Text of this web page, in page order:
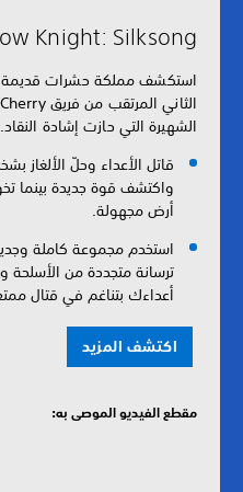
Knight: Silksong
استكشف مملكة حشرات قديمة
الثاني المرتقب من فريق Team Cherry للعبة
الشهيرة التي حازت إشادة النقاد.
واكتشف قوة جديدة بينما
أرض مجهولة.
استخدم مجموعة كاملة
ترسانة متجددة من الأسلحة
أعداءك بتناغم في قتال
اكتشف المزيد
مقطع الفيديو الموصى به: